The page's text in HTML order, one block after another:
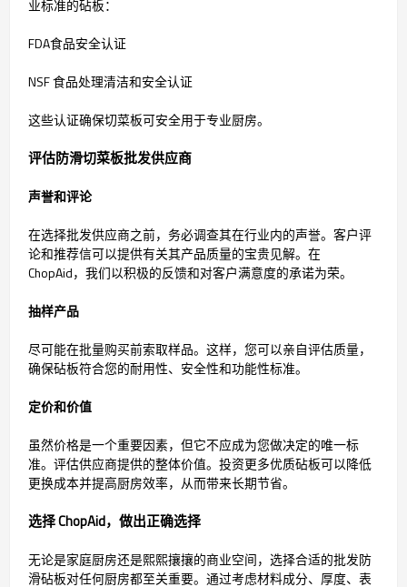
业标准的砧板：
FDA食品安全认证
NSF 食品处理清洁和安全认证
这些认证确保切菜板可安全用于专业厨房。
评估防滑切菜板批发供应商
声誉和评论
在选择批发供应商之前，务必调查其在行业内的声誉。客户评
论和推荐信可以提供有关其产品质量的宝贵见解。在
ChopAid，我们以积极的反馈和对客户满意度的承诺为荣。
抽样产品
尽可能在批量购买前索取样品。这样，您可以亲自评估质量，
确保砧板符合您的耐用性、安全性和功能性标准。
定价和价值
虽然价格是一个重要因素，但它不应成为您做决定的唯一标
准。评估供应商提供的整体价值。投资更多优质砧板可以降低
更换成本并提高厨房效率，从而带来长期节省。
选择 ChopAid，做出正确选择
无论是家庭厨房还是熙熙攘攘的商业空间，选择合适的批发防
滑砧板对任何厨房都至关重要。通过考虑材料成分、厚度、表